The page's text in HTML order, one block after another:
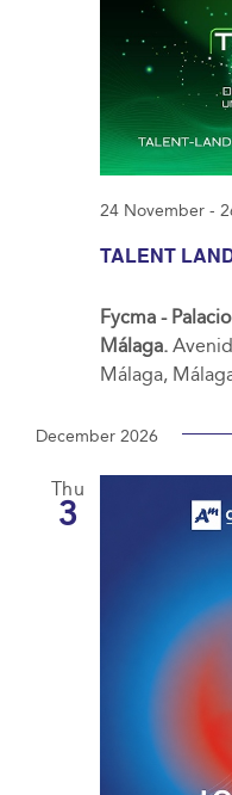
TALENT
24 November-
Fycma -
Málaga.
Málaga,
December 2026
Thu
3